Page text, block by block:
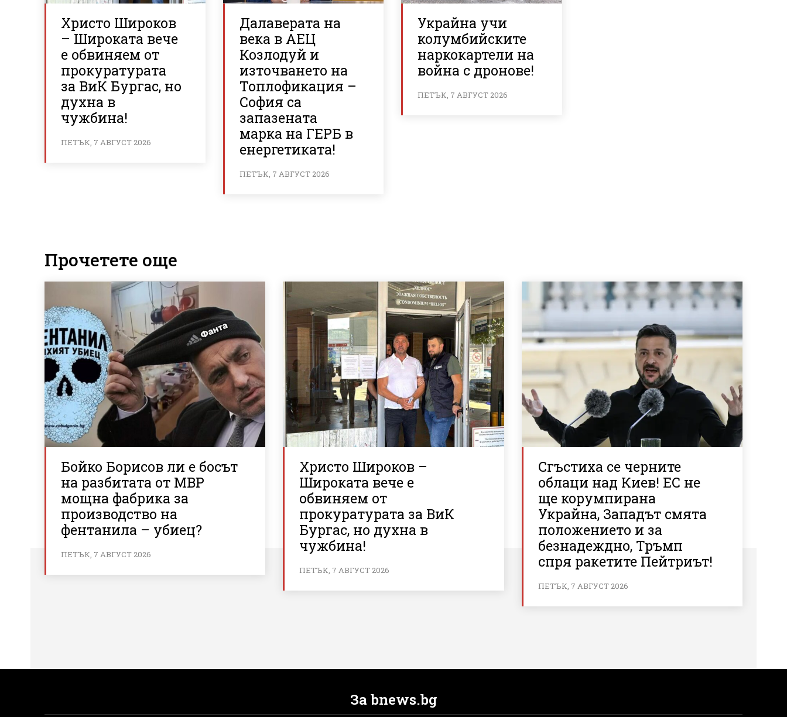
Христо Широков
– Широката вече
е обвиняем от
прокуратурата
за ВиК Бургас, но
духна в
чужбина!
ПЕТЪК, 7 АВГУСТ 2026
Далаверата на
века в АЕЦ
Козлодуй и
източването на
Топлофикация –
София са
запазената
марка на ГЕРБ в
енергетиката!
ПЕТЪК, 7 АВГУСТ 2026
Украйна учи
колумбийските
наркокартели на
война с дронове!
ПЕТЪК, 7 АВГУСТ 2026
Прочетете още
Бойко Борисов ли е босът
на разбитата от МВР
мощна фабрика за
производство на
фентанила – убиец?
ПЕТЪК, 7 АВГУСТ 2026
Христо Широков –
Широката вече е
обвиняем от
прокуратурата за ВиК
Бургас, но духна в
чужбина!
ПЕТЪК, 7 АВГУСТ 2026
Сгъстиха се черните
облаци над Киев! ЕС не
ще корумпирана
Украйна, Западът смята
положението и за
безнадеждно, Тръмп
спря ракетите Пейтриът!
ПЕТЪК, 7 АВГУСТ 2026
За bnews.bg